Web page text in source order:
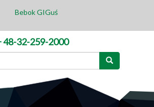
Bebok GIGuś
48-32-259-2000